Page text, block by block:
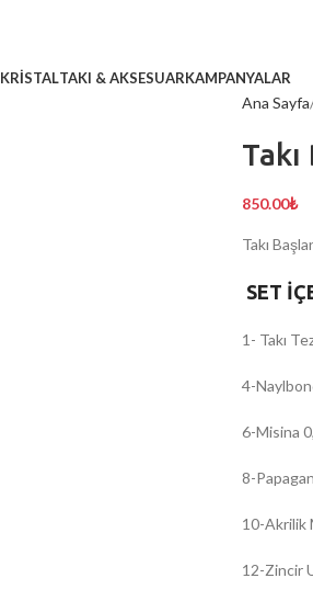
KRİSTALTAKI & AKSESUARKAMPANYALAR
Ana Sayfa
850.00₺
Takı
SET
1- Takı
4-
6-Misina
8-
10-Akrilik
12-Zincir